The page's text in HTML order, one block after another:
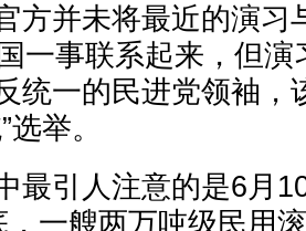
并未将最近的演习
一事联系起来，但演
统一的民进党领袖，
举。
引人注意的是6月
一艘两万吨级民用